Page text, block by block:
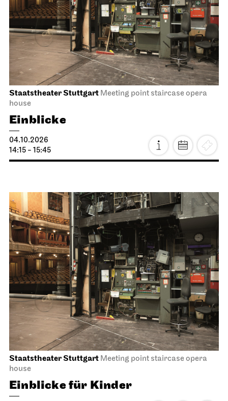
Staatstheater Stuttgart Meeting point staircase opera
house
Einblicke
04.10.2026
14:15 - 15:45
Staatstheater Stuttgart Meeting point staircase opera
house
Einblicke für Kinder